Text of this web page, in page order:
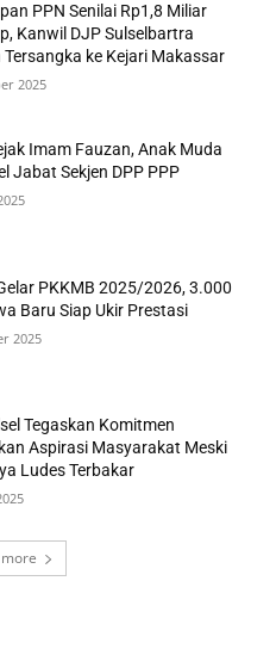
PPN Senilai Rp1,8 Miliar
Kanwil DJP Sulselbartra
Tersangka ke Kejari Makassar
2025
Imam Fauzan, Anak Muda
Jabat Sekjen DPP PPP
PKKMB 2025/2026, 3.000
Baru Siap Ukir Prestasi
2025
Tegaskan Komitmen
Aspirasi Masyarakat Meski
Ludes Terbakar